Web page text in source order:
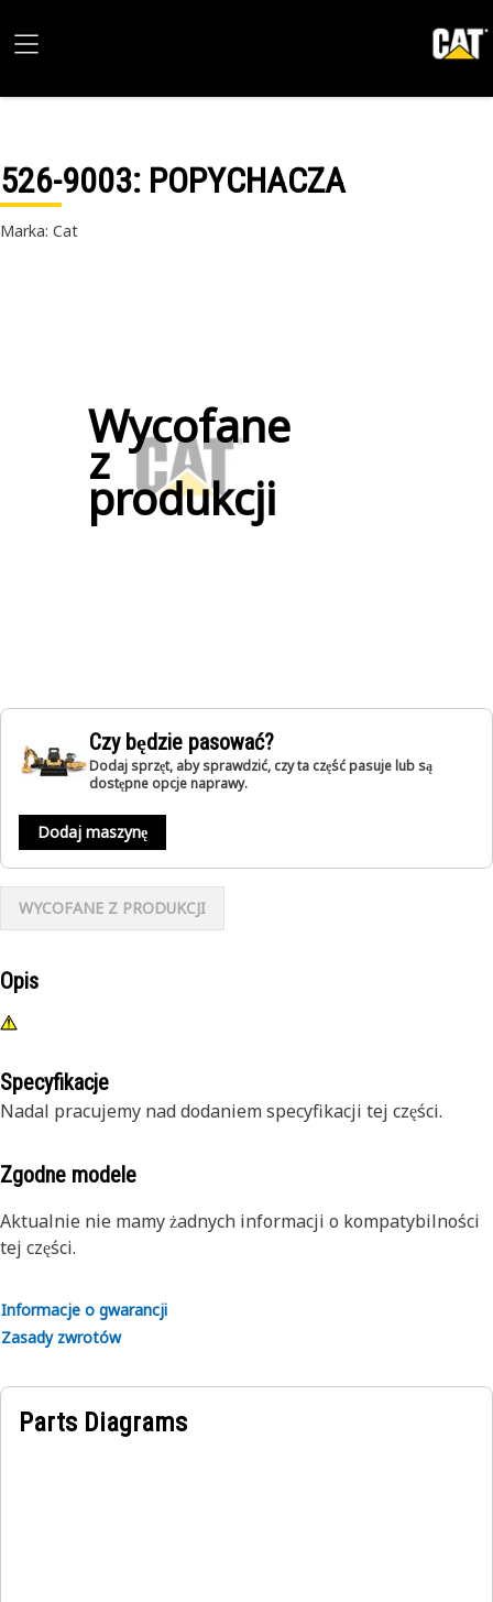
526-9003: POPYCHACZA
Marka: Cat
Wycofane
z
produkcji
Czy będzie pasować?
Dodaj sprzęt, aby sprawdzić, czy ta część pasuje lub są
dostępne opcje naprawy.
Dodaj maszynę
WYCOFANE Z PRODUKCJI
Opis
Specyfikacje
Nadal pracujemy nad dodaniem specyfikacji tej części.
Zgodne modele
Aktualnie nie mamy żadnych informacji o kompatybilności
tej części.
Informacje o gwarancji
Zasady zwrotów
Parts Diagrams